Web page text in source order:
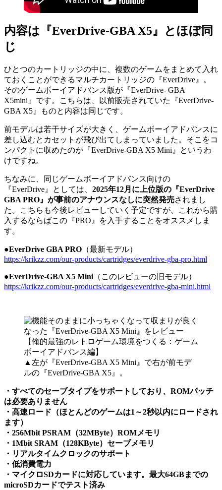
内容は『EverDrive-GBA X5』とほぼ同
じ
ひとつのカートリッジの中に、複数のゲームをまとめて入れ
ておくことができるマルチカートリッジの『EverDrive』。
そのゲームボーイアドバンス版が『EverDrive- GBA
X5mini』です。こちらは、以前販売されていた『EverDrive-
GBA X5』ものと内容は同じです。
前モデルは若干サイズが大きく、ゲームボーイアドバンスに
差し込むとカセットが飛び出てしまっていました。そこをコ
ンパクトに収めたのが『EverDrive-GBA X5 Mini』というわ
けですね。
ちなみに、同じゲームボーイアドバンス向けの
『EverDrive』としては、 2025年12月に上位版の『EverDrive
GBA PRO』が事前のアナウンスなしに突然発売されまし
た。こちらも今後レビューしていく予定ですが、これから購
入するならばこの『PRO』を入手することをオススメしま
す。
●EverDrive GBA PRO （最新モデル）
https://krikzz.com/our-products/cartridges/everdrive-gba-pro.html
●EverDrive-GBA X5 Mini （このレビューの旧モデル）
https://krikzz.com/our-products/cartridges/everdrive-gba-mini.html
▲左が『EverDrive-GBA X5 Mini』で右が前モデ
ルの『EverDrive-GBA X5』。
・すべてのセーブタイプをサポートしており、ROMパッチ
は必要ありません
・高速ロード（ほとんどのゲームは1～2秒以内にロードされ
ます）
・256Mbit PSRAM（32MByte）ROMメモリ
・1Mbit SRAM（128KByte）セーブメモリ
・リアルタイムクロックのサポート
・低消費電力
・マイクロSDカードに対応しています。最大64GBまでの
microSDカードでテスト済み